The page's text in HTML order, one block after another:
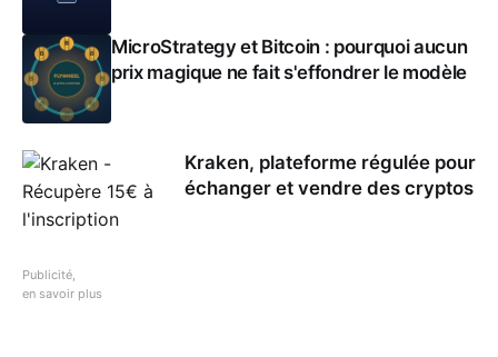
MicroStrategy et Bitcoin : pourquoi aucun
prix magique ne fait s'effondrer le modèle
Kraken, plateforme régulée pour
échanger et vendre des cryptos
Publicité,
en savoir plus